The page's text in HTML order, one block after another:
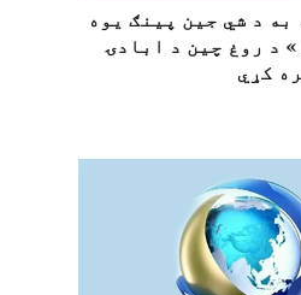
به د شي جين پينګ يوه
د روغ چين د ابادۍ
کړي